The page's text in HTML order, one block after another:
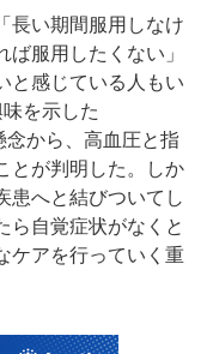
長い期間服用しなけ
服用したくない」
と感じている人もい
を示した
から、高血圧と指
とが判明した。しか
患へと結びついてし
ら自覚症状がなくと
ケアを行っていく重